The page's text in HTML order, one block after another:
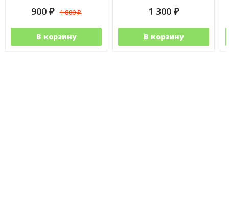
900 ₽ 1 800₽
В корзину
1 300 ₽
В корзину